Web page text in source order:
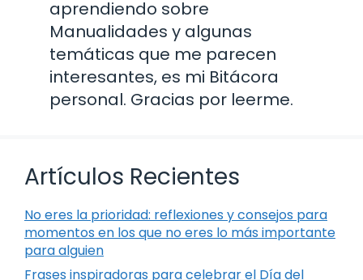
aprendiendo sobre
Manualidades y algunas
temáticas que me parecen
interesantes, es mi Bitácora
personal. Gracias por leerme.
Artículos Recientes
No eres la prioridad: reflexiones y consejos para
momentos en los que no eres lo más importante
para alguien
Frases inspiradoras para celebrar el Día del